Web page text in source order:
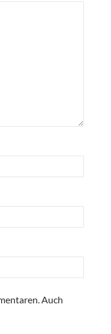
Auch